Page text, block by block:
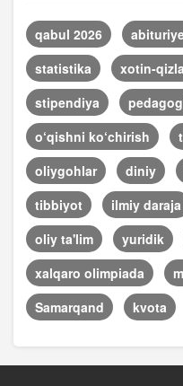
qabul 2026
statistika
xotin-
stipendiya
o‘qishni ko‘chirish
oliygohlar
diniy
tibbiyot
ilmiy daraja
oliy ta'lim
yuridik
xalqaro olimpiada
Samarqand
kvota